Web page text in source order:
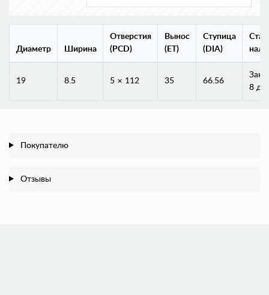
Диаметр Ширина
Отверстия
(PCD)
Вынос
(ET)
Ступица
(DIA)
19 8.5 5 × 112 35 66.56
8
Покупателю
Отзывы